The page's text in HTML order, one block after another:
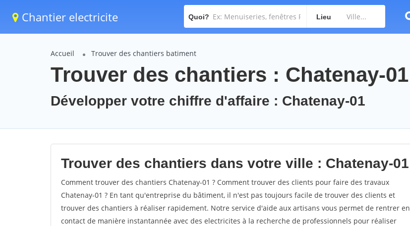
Chantier electricite Quoi? Lieu
Accueil Trouver des chantiers batiment
Trouver des chantiers : Chatenay-01
Développer votre chiffre d'affaire : Chatenay-01
Trouver des chantiers dans votre ville : Chatenay-01
Comment trouver des chantiers Chatenay-01 ? Comment trouver des clients pour faire des travaux
Chatenay-01 ? En tant qu'entreprise du bâtiment, il n'est pas toujours facile de trouver des clients et
trouver des chantiers à réaliser rapidement. Notre service d'aide aux artisans vous permet de rentrer en
contact de manière instantannée avec des electricites à la recherche de professionnels pour réaliser